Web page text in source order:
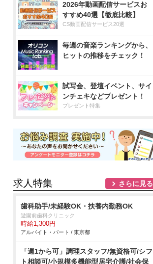
2026年動画配信サービスお
すすめ40選【徹底比較】
CS動画配信サービス20選
毎週の音楽ランキングから、
ヒットの推移をチェック！
試写会、登壇イベント、サイ
ンチェキなどプレゼント！
プレゼント特集
求人特集 さらに見る
歯科助手/未経験OK・扶養内勤務OK
遊園前歯科クリニック
時給1,300円
アルバイト・パート / 東京都
「週1から可」調理スタッフ/無資格可/シフ
ト相談可/小規模多機能型居宅介護/社会保